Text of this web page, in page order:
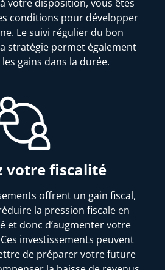
votre disposition, vous êtes
conditions pour développer
Le suivi régulier du bon
stratégie permet également
gains dans la durée.
votre fiscalité
offrent un gain fiscal,
la pression fiscale en
et donc d’augmenter votre
investissements peuvent
de préparer votre future